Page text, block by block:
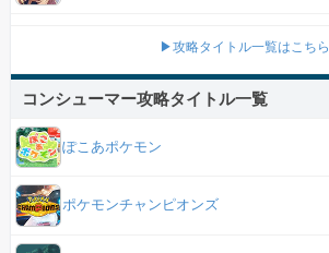
▶攻略タイトル一覧はこちら
コンシューマー攻略タイトル一覧
ぽこあポケモン
ポケモンチャンピオンズ